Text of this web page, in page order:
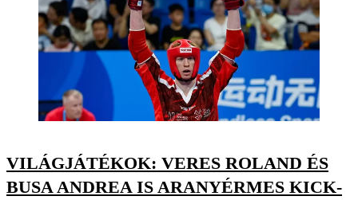
VILÁGJÁTÉKOK: VERES ROLAND ÉS
BUSA ANDREA IS ARANYÉRMES KICK-